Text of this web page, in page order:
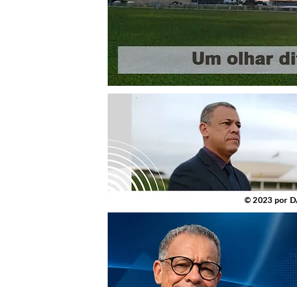
© 2023 por
© 2023 por